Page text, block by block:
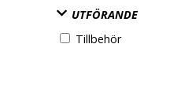
UTFÖRANDE
Tillbehör